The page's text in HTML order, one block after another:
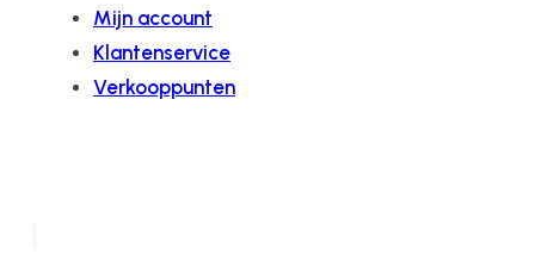
Mijn account
Klantenservice
Verkooppunten